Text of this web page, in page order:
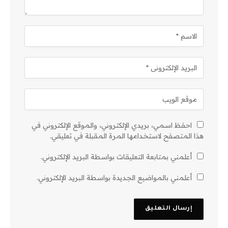
احفظ اسمي، بريدي الإلكتروني، والموقع الإلكتروني في
هذا المتصفح لاستخدامها المرة المقبلة في تعليقي.
أعلمني بمتابعة التعليقات بواسطة البريد الإلكتروني.
أعلمني بالمواضيع الجديدة بواسطة البريد الإلكتروني.